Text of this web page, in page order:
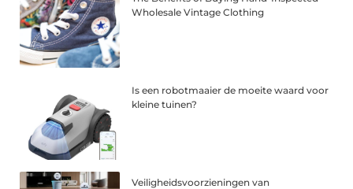
Wholesale Vintage Clothing
Is een robotmaaier de moeite waard voor
kleine tuinen?
Veiligheidsvoorzieningen van